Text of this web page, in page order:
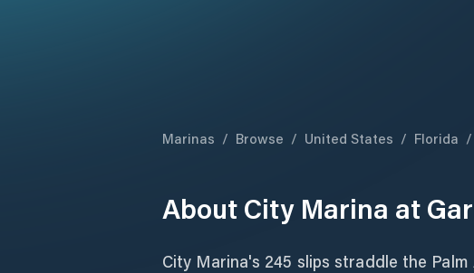
Marinas / Browse / United States / Florida /
About City Marina at
City Marina's 245 slips straddle the